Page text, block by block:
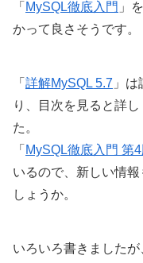
「 MySQL徹底入門 」
かって良さそうです。
「 詳解MySQL 5.7 」
り、目次を見ると詳
た。
「 MySQL徹底入門 第4
いるので、新しい情
しょうか。
いろいろ書きました